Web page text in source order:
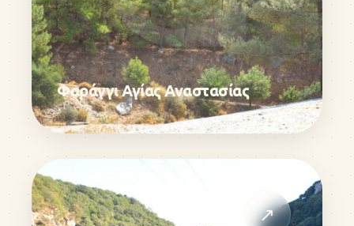
Φαράγγι Αγίας Αναστασίας
↗